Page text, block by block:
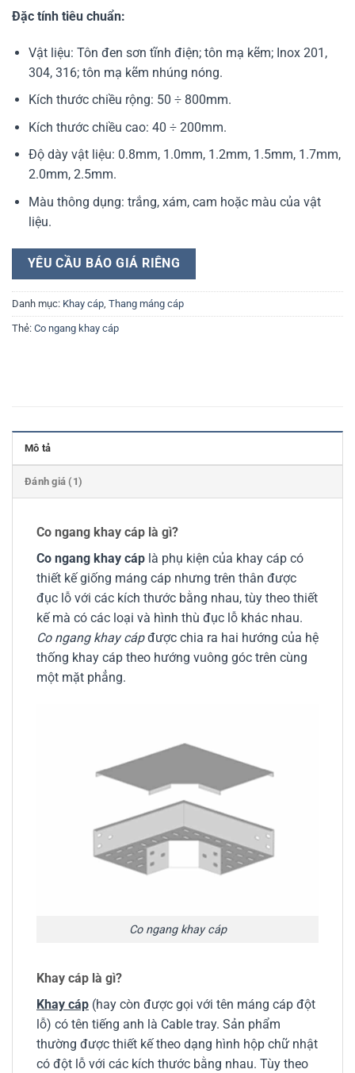
5.00
trên 5
dựa trên
1
Đặc tính tiêu chuẩn:
Vật liệu: Tôn đen sơn tĩnh điện; tôn mạ kẽm; Inox 201,
304, 316; tôn mạ kẽm nhúng nóng.
Kích thước chiều rộng: 50 ÷ 800mm.
Kích thước chiều cao: 40 ÷ 200mm.
Độ dày vật liệu: 0.8mm, 1.0mm, 1.2mm, 1.5mm, 1.7mm,
2.0mm, 2.5mm.
Màu thông dụng: trắng, xám, cam hoặc màu của vật
liệu.
YÊU CẦU BÁO GIÁ RIÊNG
Danh mục: Khay cáp, Thang máng cáp
Thẻ: Co ngang khay cáp
Mô tả
Đánh giá (1)
Co ngang khay cáp là gì?
Co ngang khay cáp là phụ kiện của khay cáp có
thiết kế giống máng cáp nhưng trên thân được
đục lỗ với các kích thước bằng nhau, tùy theo thiết
kế mà có các loại và hình thù đục lỗ khác nhau.
Co ngang khay cápđược chia ra hai hướng của hệ
thống khay cáp theo hướng vuông góc trên cùng
một mặt phẳng.
Co ngang khay cáp
Khay cáp là gì?
Khay cáp (hay còn được gọi với tên máng cáp đột
lỗ) có tên tiếng anh là Cable tray. Sản phẩm
thường được thiết kế theo dạng hình hộp chữ nhật
có đột lỗ với các kích thước bằng nhau. Tùy theo